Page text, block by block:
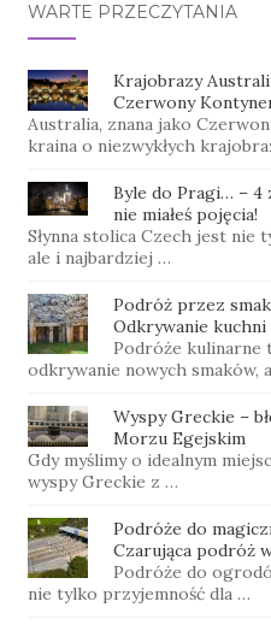
WARTE PRZECZYTANIA
Krajobrazy
Czerwony
Australia, znana jako
kraina o niezwykłych
Byle do Pragi… –
nie miałeś pojęcia!
Słynna stolica Czech jest nie
ale i najbardziej …
Podróż przez
Odkrywanie
Podróże kulinarne
odkrywanie nowych smaków,
Wyspy Greckie –
Morzu Egejskim
Gdy myślimy o idealnym
wyspy Greckie z …
Podróże do
Czarująca podróż
Podróże do
nie tylko przyjemność dla …